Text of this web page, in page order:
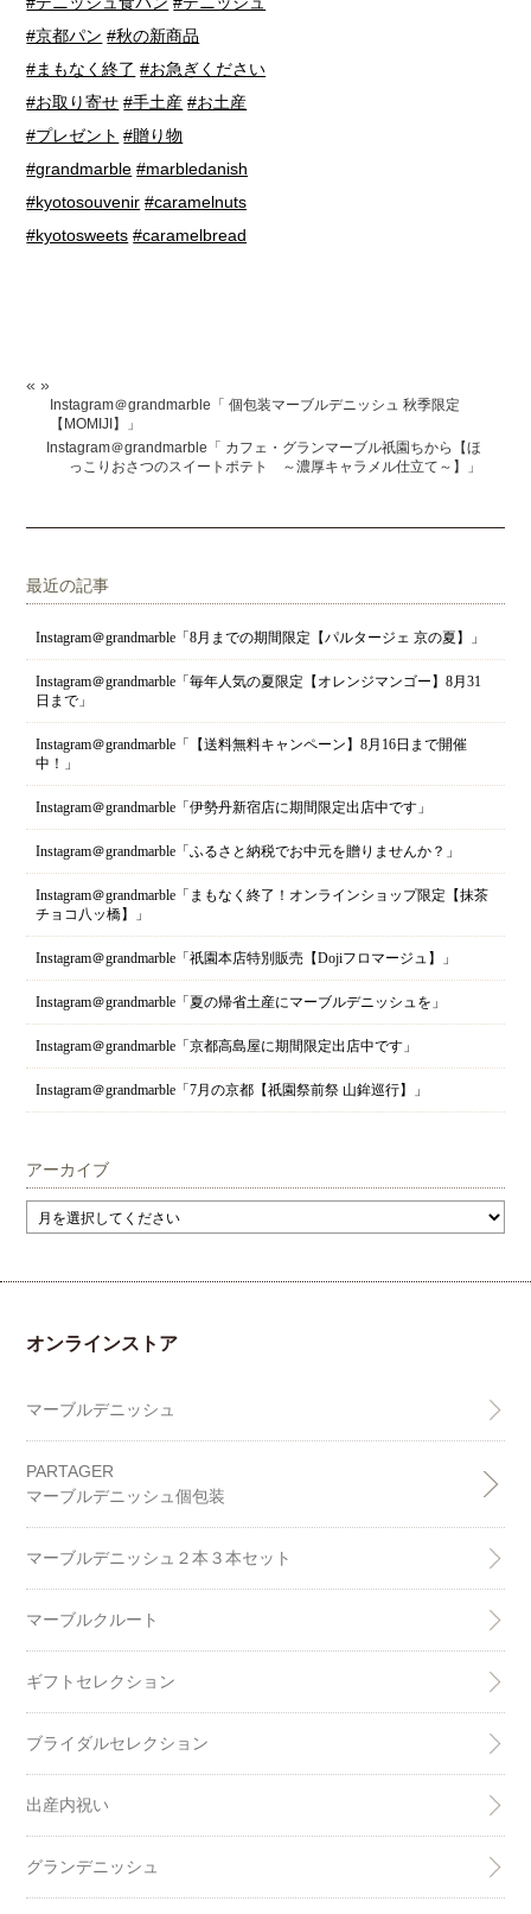
最近の記事
Instagram＠grandmarble「8月までの期間限定【パルタージェ 京の夏】」
Instagram＠grandmarble「毎年人気の夏限定【オレンジマンゴー】8月31
日まで」
Instagram＠grandmarble「【送料無料キャンペーン】8月16日まで開催
中！」
Instagram＠grandmarble「伊勢丹新宿店に期間限定出店中です」
Instagram＠grandmarble「ふるさと納税でお中元を贈りませんか？」
Instagram＠grandmarble「まもなく終了！オンラインショップ限定【抹茶
チョコ八ッ橋】」
Instagram＠grandmarble「祇園本店特別販売【Dojiフロマージュ】」
Instagram＠grandmarble「夏の帰省土産にマーブルデニッシュを」
Instagram＠grandmarble「京都高島屋に期間限定出店中です」
Instagram＠grandmarble「7月の京都【祇園祭前祭 山鉾巡行】」
アーカイブ
#京都パン #秋の新商品
#まもなく終了 #お急ぎください
#お取り寄せ #手土産 #お土産
#プレゼント #贈り物
#grandmarble #marbledanish
#kyotosouvenir #caramelnuts
#kyotosweets #caramelbread
«
Instagram＠grandmarble「 個包装マーブルデニッシュ 秋季限定
【MOMIJI】」
Instagram＠grandmarble「 カフェ・グランマーブル祇園ちから【ほ
っこりおさつのスイートポテト ～濃厚キャラメル仕立て～】」
»
オンラインストア
マーブルデニッシュ
PARTAGER
マーブルデニッシュ個包装
マーブルデニッシュ２本３本セット
マーブルクルート
ギフトセレクション
ブライダルセレクション
出産内祝い
グランデニッシュ